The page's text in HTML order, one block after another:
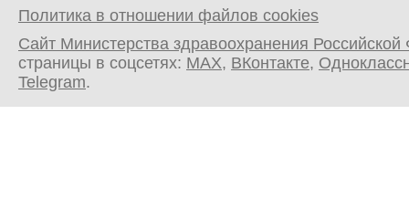
Политика в отношении файлов cookies
Сайт Министерства здравоохранения
страницы в соцсетях: MAX, ВКонтакте,
Telegram.